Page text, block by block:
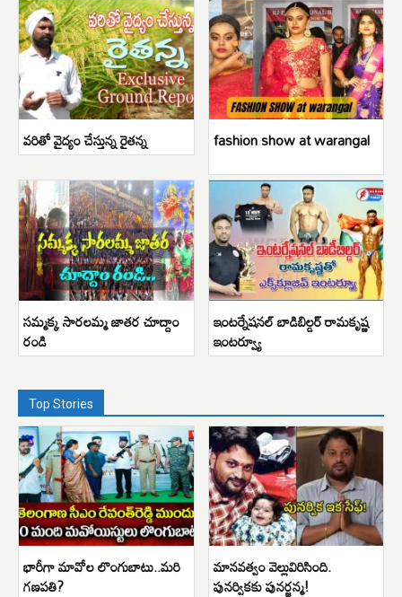
వరితో వైద్యం చేస్తున్న రైతన్న fashion show at warangal
సమ్మక్క సారలమ్మ జాతర చూద్దాం
రండి
ఇంటర్నేషనల్ బాడిబిల్డర్ రామకృష్ణ
ఇంటర్వ్యూ
Top Stories
భారీగా మావోల లొంగుబాటు..మరి
గణపతి?
మానవత్వం వెల్లువిరిసింది.
పునర్వికకు పునర్జన్మ!